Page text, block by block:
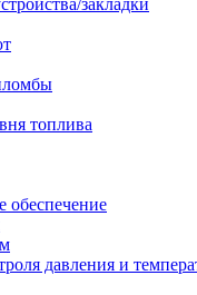
закладки
топлива
обеспечение
давления и